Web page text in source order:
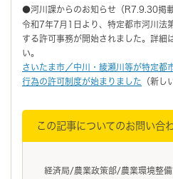
●河川課からのお知らせ（R7.9.30掲載
令和7年7月1日より、特定都市河川法
する許可事務が開始されました。詳細
い。
さいたま市／中川・綾瀬川等が特定都
行為の許可制度が始まりました （新
この記事についてのお問い合
経済局/農業政策部/農業環境整